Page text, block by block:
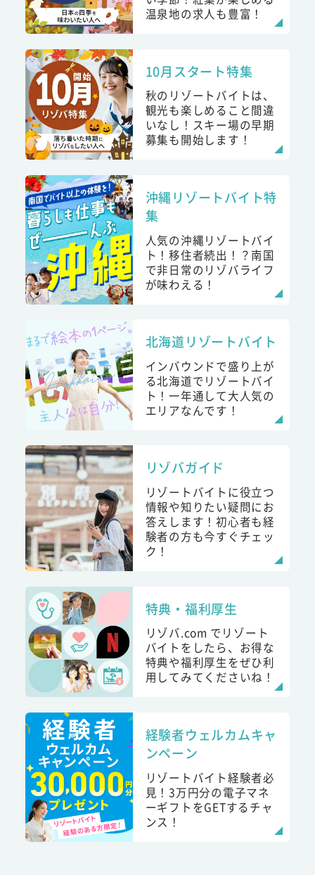
温泉地の求人も豊富！
10月スタート特集
秋のリゾートバイトは、
観光も楽しめること間違
いなし！スキー場の早期
募集も開始します！
沖縄リゾートバイト特
集
人気の沖縄リゾートバイ
ト！移住者続出！？南国
で非日常のリゾバライフ
が味わえる！
北海道リゾートバイト
インバウンドで盛り上が
る北海道でリゾートバイ
ト！一年通して大人気の
エリアなんです！
リゾバガイド
リゾートバイトに役立つ
情報や知りたい疑問にお
答えします！初心者も経
験者の方も今すぐチェッ
ク！
特典・福利厚生
リゾバ.com でリゾート
バイトをしたら、お得な
特典や福利厚生をぜひ利
用してみてくださいね！
経験者ウェルカムキャ
ンペーン
リゾートバイト経験者必
見！3万円分の電子マネ
ーギフトをGETするチャ
ンス！